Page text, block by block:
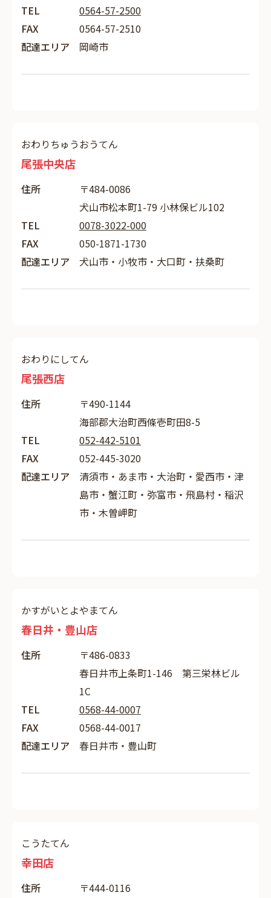
TEL
0564-57-2500
FAX
0564-57-2510
配達エリア
岡崎市
おわりちゅうおうてん
尾張中央店
住所
〒484-0086
犬山市松本町1-79 小林保ビル102
TEL
0078-3022-000
FAX
050-1871-1730
配達エリア
犬山市・小牧市・大口町・扶桑町
おわりにしてん
尾張西店
住所
〒490-1144
海部郡大治町西條壱町田8-5
TEL
052-442-5101
FAX
052-445-3020
配達エリア
清須市・あま市・大治町・愛西市・津
島市・蟹江町・弥富市・飛島村・稲沢
市・木曽岬町
かすがいとよやまてん
春日井・豊山店
住所
〒486-0833
春日井市上条町1-146 第三栄林ビル
1C
TEL
0568-44-0007
FAX
0568-44-0017
配達エリア
春日井市・豊山町
こうたてん
幸田店
住所
〒444-0116